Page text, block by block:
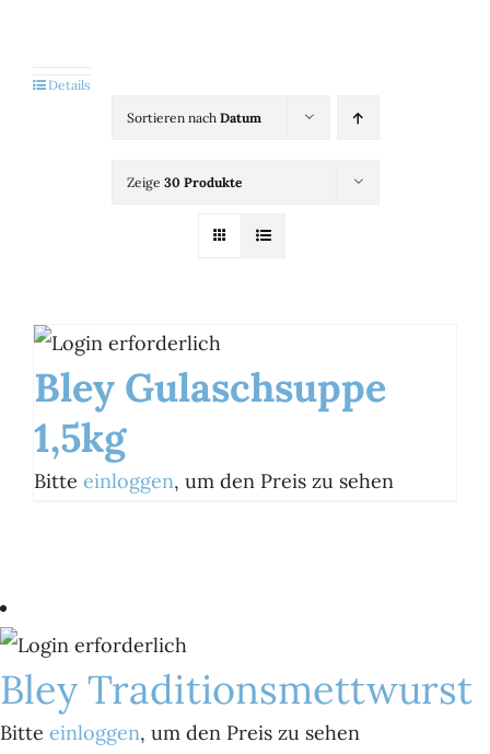
Brands
Sortieren nach Datum
Zeige 30 Produkte
Bley Gulaschsuppe
1,5kg
Bitte einloggen, um den Preis zu sehen
Details
Bley Traditionsmettwurst
Bitte einloggen, um den Preis zu sehen